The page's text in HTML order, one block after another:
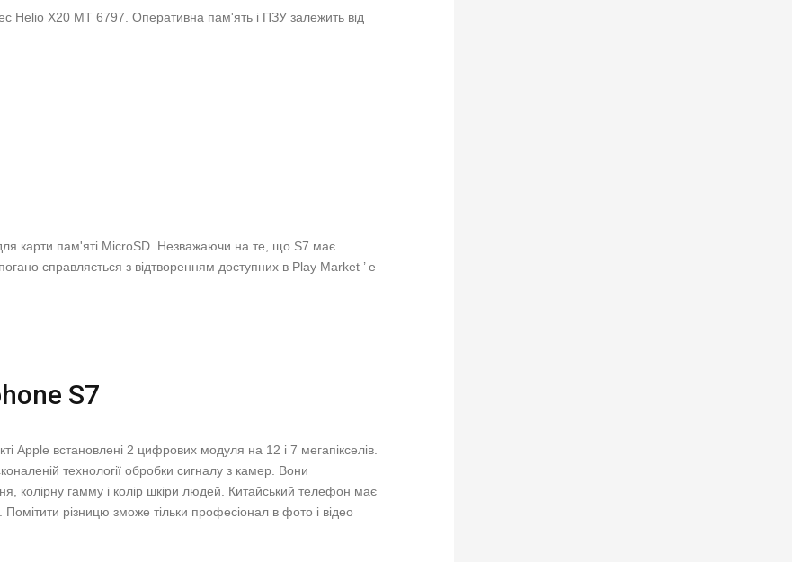
Helio X20 MT 6797. Оперативна пам'ять і ПЗУ залежить від
карти пам'яті MicroSD. Незважаючи на те, що S7 має
справляється з відтворенням доступних в Play Market ’ е
S7
Apple встановлені 2 цифрових модуля на 12 і 7 мегапікселів.
технології обробки сигналу з камер. Вони
колірну гамму і колір шкіри людей. Китайський телефон має
різницю зможе тільки професіонал в фото і відео